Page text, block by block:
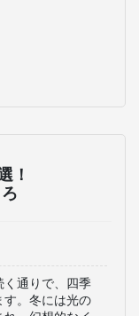
！
く通りで、四季
す。冬には光の